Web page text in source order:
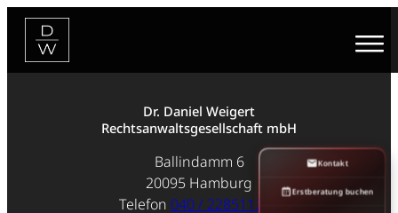
Zum
Inhalt
springen
Dr. Daniel Weigert
Rechtsanwaltsgesellschaft mbH
Ballindamm 6
20095 Hamburg
Telefon 040 / 228511210
Kontakt
Erstberatung buchen